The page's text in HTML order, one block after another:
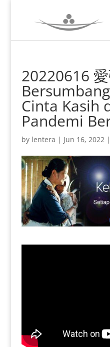
20220616
Cinta Kasih
Pandemi
by lentera | Jun 16, 2022|